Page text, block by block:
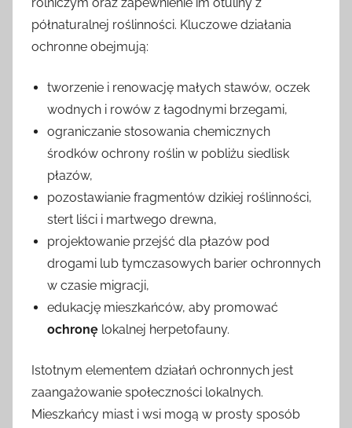
rolniczym oraz zapewnienie im otuliny z
półnaturalnej roślinności. Kluczowe działania
ochronne obejmują:
tworzenie i renowację małych stawów, oczek
wodnych i rowów z łagodnymi brzegami,
ograniczanie stosowania chemicznych
środków ochrony roślin w pobliżu siedlisk
płazów,
pozostawianie fragmentów dzikiej roślinności,
stert liści i martwego drewna,
projektowanie przejść dla płazów pod
drogami lub tymczasowych barier ochronnych
w czasie migracji,
edukację mieszkańców, aby promować
ochronę lokalnej herpetofauny.
Istotnym elementem działań ochronnych jest
zaangażowanie społeczności lokalnych.
Mieszkańcy miast i wsi mogą w prosty sposób